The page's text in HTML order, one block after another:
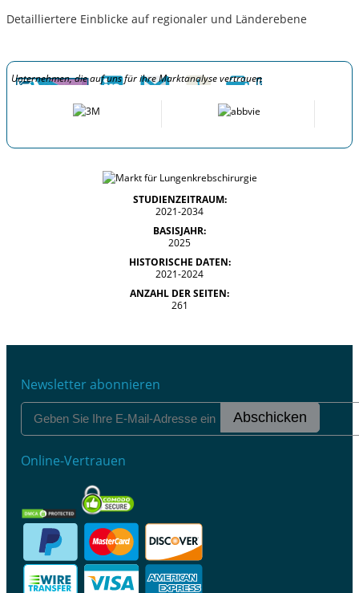
Detailliertere Einblicke auf regionaler und Länderebene
Unternehmen, die auf uns für ihre Marktanalyse vertrauen
STUDIENZEITRAUM:
2021-2034
BASISJAHR:
2025
HISTORISCHE DATEN:
2021-2024
ANZAHL DER SEITEN:
261
Newsletter abonnieren
Abschicken
Online-Vertrauen